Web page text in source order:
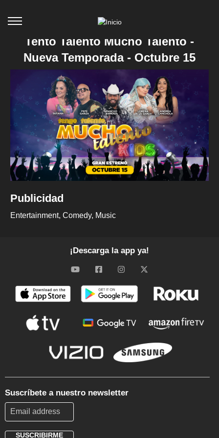
Tento Talento Mucho Talento -
Nueva Temporada - Octubre 15
Publicidad
Entertainment Comedy Music
¡Descarga la app ya!
Suscríbete a nuestro newsletter
SUSCRIBIRME